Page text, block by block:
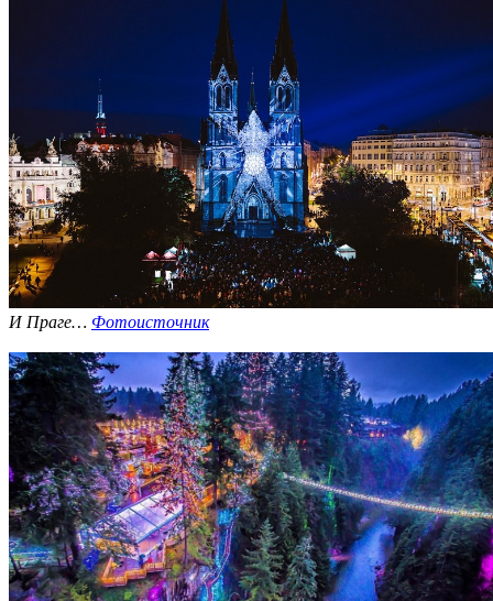
И Праге… Фотоисточник